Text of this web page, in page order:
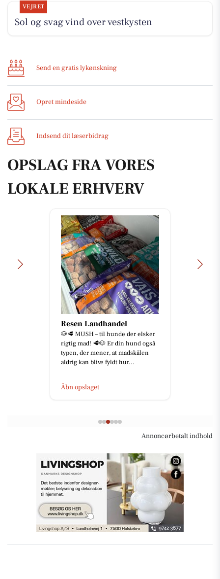
VEJRET
Sol og svag vind over vestkysten
Send en gratis lykønskning
Opret mindeside
Indsend dit læserbidrag
OPSLAG FRA VORES
LOKALE ERHVERV
Resen Landhandel
🐶🥩 MUSH – til hunde der elsker
rigtig mad! 🥩🐶 Er din hund også
typen, der mener, at madskålen
aldrig kan blive fyldt hur...
Åbn opslaget
Annoncørbetalt indhold